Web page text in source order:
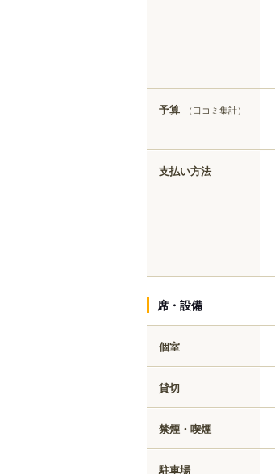
予算 （口コミ集計）
支払い方法
席・設備
個室
貸切
禁煙・喫煙
駐車場